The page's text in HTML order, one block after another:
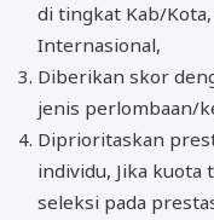
di tingkat Kab/
Internasional,
Diberikan skor
jenis perlombaan/
Diprioritaskan
individu, Jika kuota
seleksi pada